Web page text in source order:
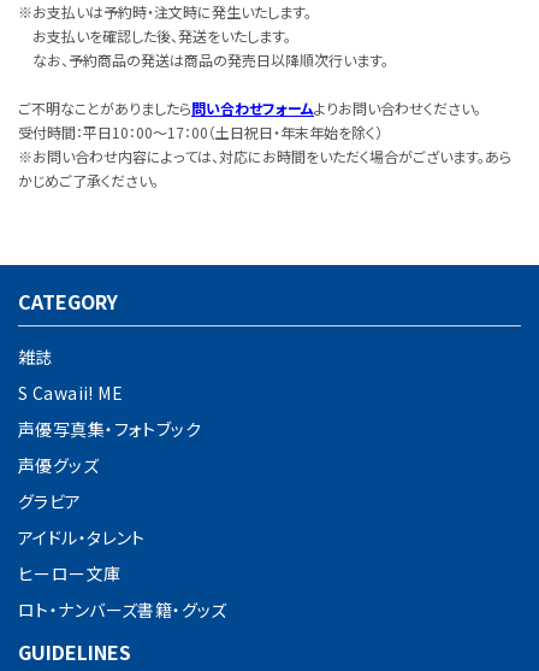
※お支払いは予約時・注文時に発生いたします。
お支払いを確認した後、発送をいたします。
なお、予約商品の発送は商品の発売日以降順次行います。
ご不明なことがありましたら問い合わせフォームよりお問い合わせください。
受付時間：平日10：00～17：00（土日祝日・年末年始を除く）
※お問い合わせ内容によっては、対応にお時間をいただく場合がございます。あら
かじめご了承ください。
CATEGORY
雑誌
S Cawaii! ME
声優写真集・フォトブック
声優グッズ
グラビア
アイドル・タレント
ヒーロー文庫
ロト・ナンバーズ書籍・グッズ
GUIDELINES